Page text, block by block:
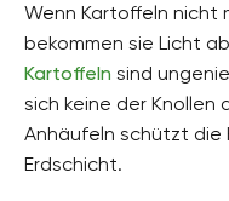
Wenn Kartoffeln nicht
bekommen sie Licht
Kartoffeln sind
sich keine der Knollen
Anhäufeln schützt die
Erdschicht.